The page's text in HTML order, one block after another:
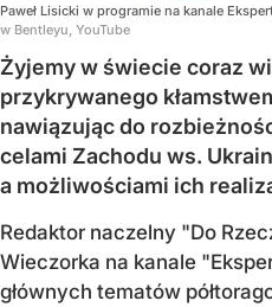
Paweł Lisicki w programie na kanale
w Bentleyu, YouTube
Żyjemy w świecie coraz
przykrywanego
nawiązując do
celami Zachodu ws.
a możliwościami ich
Redaktor naczelny "Do
Wieczorka na kanale
głównych tematów